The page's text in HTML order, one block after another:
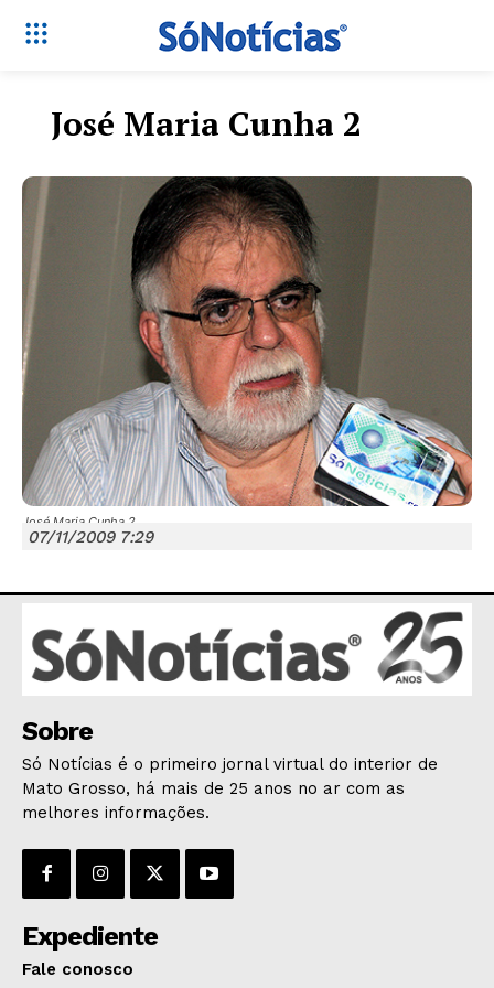
Só Notícias
JUNTE-SE NO WHATSAPP
HOME
POLÍTICA
POLÍCIA
ECONOMIA
OPINIÃO
GERAL
EDUCAÇÃO
José Maria Cunha 2
José Maria Cunha 2
07/11/2009 7:29
Sobre
Só Notícias é o primeiro jornal virtual do interior de
Mato Grosso, há mais de 25 anos no ar com as
melhores informações.
Expediente
Fale conosco